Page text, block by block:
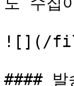
![](/
#### 발